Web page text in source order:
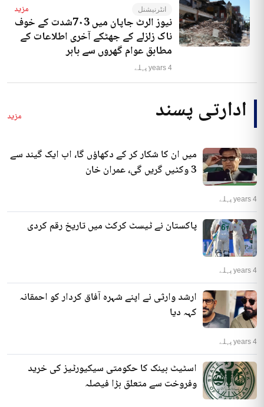
انٹرنیشنل مزید
نیوز الرٹ جاپان میں 7۰3شدت کے خوف
ناک زلزلے کے جھٹکے آخری اطلاعات کے
مطابق عوام گھروں سے باہر
4 years پہلے
ادارتی پسند مزید
میں ان کا شکار کر کے دکھاؤں گا، اب ایک گیند سے
3 وکٹیں گریں گی، عمران خان
4 years پہلے
پاکستان نے ٹیسٹ کرکٹ میں تاریخ رقم کردی
4 years پہلے
ارشد وارثی نے اپنے شہرہ آفاق کردار کو احمقانہ
کہہ دیا
4 years پہلے
اسٹیٹ بینک کا حکومتی سیکیورٹیز کی خرید
وفروخت سے متعلق بڑا فیصلہ